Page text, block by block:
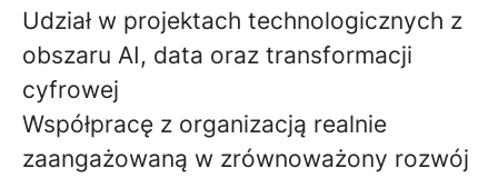
Udział w projektach technologicznych z
obszaru AI, data oraz transformacji
cyfrowej
Współpracę z organizacją realnie
zaangażowaną w zrównoważony rozwój